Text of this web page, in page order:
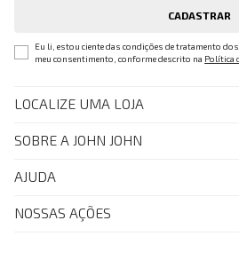
CADASTRAR
Eu li, estou ciente das condições de tratamento
meu consentimento, conforme descrito na Política
LOCALIZE UMA LOJA
SOBRE A JOHN JOHN
Quem Somos
John John Club
AJUDA
FAQ
NOSSAS AÇÕES